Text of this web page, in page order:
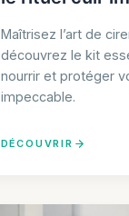
Maîtrisez l’art de
découvrez le kit
nourrir et protéger
impeccable.
DÉCOUVRIR